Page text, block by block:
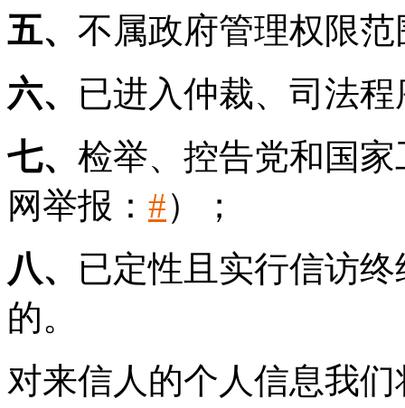
五、 不属政府管理权限范
六、 已进入仲裁、司法
七、 检举、控告党和国
网举报： #）；
八、 已定性且实行信访
的。
对来信人的个人信息我